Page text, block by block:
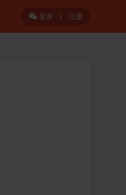
登录 | 注册